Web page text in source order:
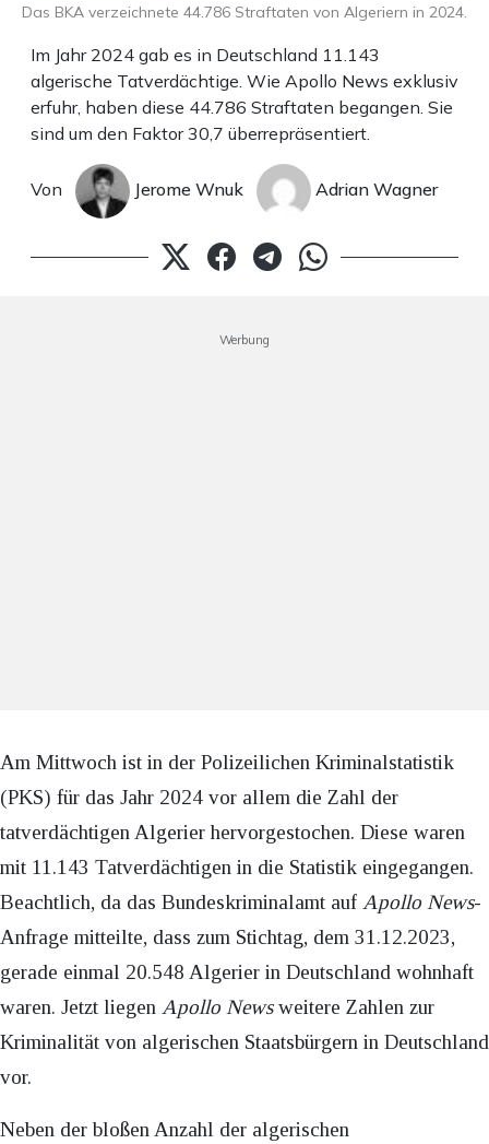
Im Jahr 2024 gab es in Deutschland 11.143
algerische Tatverdächtige. Wie Apollo News exklusiv
erfuhr, haben diese 44.786 Straftaten begangen. Sie
sind um den Faktor 30,7 überrepräsentiert.
Von Jerome Wnuk Adrian Wagner
Das BKA verzeichnete 44.786 Straftaten von Algeriern in 2024.
Werbung
Am Mittwoch ist in der Polizeilichen Kriminalstatistik
(PKS) für das Jahr 2024 vor allem die Zahl der
tatverdächtigen Algerier hervorgestochen. Diese waren
mit 11.143 Tatverdächtigen in die Statistik eingegangen.
Beachtlich, da das Bundeskriminalamt auf Apollo News-
Anfrage mitteilte, dass zum Stichtag, dem 31.12.2023,
gerade einmal 20.548 Algerier in Deutschland wohnhaft
waren. Jetzt liegen Apollo Newsweitere Zahlen zur
Kriminalität von algerischen Staatsbürgern in Deutschland
vor.
Neben der bloßen Anzahl der algerischen